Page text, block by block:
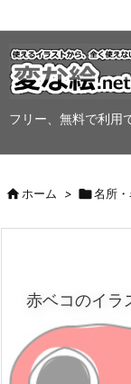
フリー、無料で利用
ホーム > 名所
赤ベコのイラ